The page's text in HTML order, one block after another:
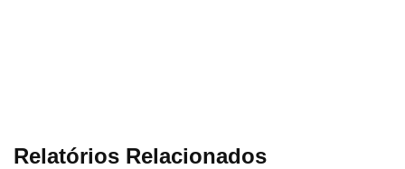
Relatórios Relacionados